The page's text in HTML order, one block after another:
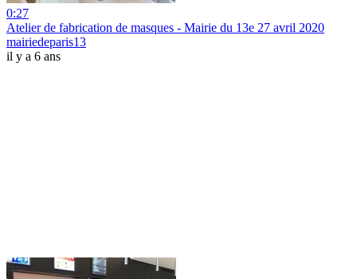
0:27
Atelier de fabrication de masques - Mairie du 13e 27 avril 2020
mairiedeparis13
il y a 6 ans